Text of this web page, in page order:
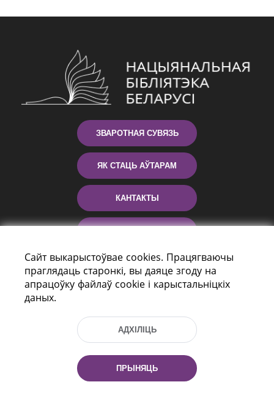
ЗВАРОТНАЯ СУВЯЗЬ
ЯК СТАЦЬ АЎТАРАМ
КАНТАКТЫ
праспект Незалежнасці 116
г. Мiнск, Рэспубліка Беларусь, 220114
Тэл.: (+375 17) 368 37 37, Факс: (+375 17)
Сайт выкарыстоўвае cookies. Працягваючы
праглядаць старонкі, вы даяце згоду на
апрацоўку файлаў cookie і карыстальніцкіх
даных.
АДХІЛІЦЬ
ПРЫНЯЦЬ